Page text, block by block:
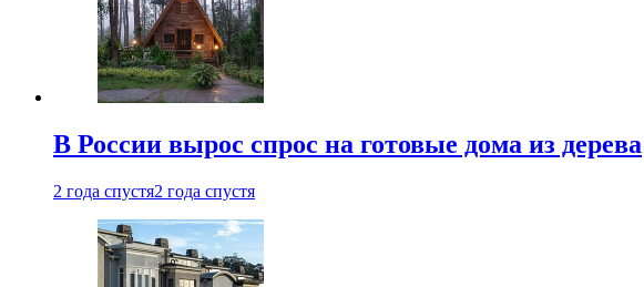
В России вырос спрос на готовые дома из дерева
2 года спустя2 года спустя